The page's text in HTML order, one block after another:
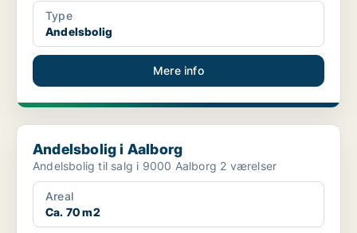
Type
Andelsbolig
Mere info
Andelsbolig i Aalborg
Andelsbolig i Aalborg
Andelsbolig til salg i 9000 Aalborg 2 værelser
Areal
Ca. 70 m2